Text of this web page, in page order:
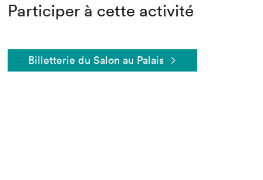
Participer à cette activité
Billetterie du Salon au Palais